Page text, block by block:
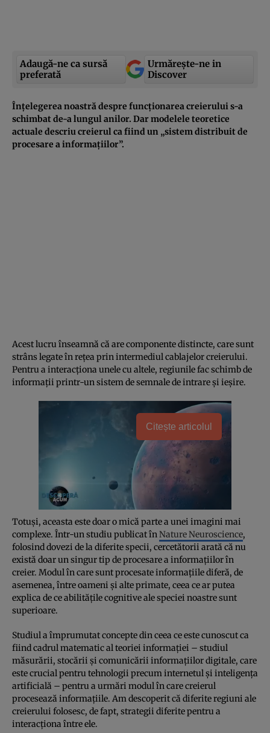
Adaugă-ne ca sursă
preferată
Urmărește-ne in
Discover
Înțelegerea noastră despre funcționarea creierului s-a
schimbat de-a lungul anilor. Dar modelele teoretice
actuale descriu creierul ca fiind un „sistem distribuit de
procesare a informațiilor”.
Acest lucru înseamnă că are componente distincte, care sunt
strâns legate în rețea prin intermediul cablajelor creierului.
Pentru a interacționa unele cu altele, regiunile fac schimb de
informații printr-un sistem de semnale de intrare și ieșire.
Citește articolul
Totuși, aceasta este doar o mică parte a unei imagini mai
complexe. Într-un studiu publicat înNature Neuroscience,
folosind dovezi de la diferite specii, cercetătorii arată că nu
există doar un singur tip de procesare a informațiilor în
creier. Modul în care sunt procesate informațiile diferă, de
asemenea, între oameni și alte primate, ceea ce ar putea
explica de ce abilitățile cognitive ale speciei noastre sunt
superioare.
Studiul a împrumutat concepte din ceea ce este cunoscut ca
fiind cadrul matematic al teoriei informației – studiul
măsurării, stocării și comunicării informațiilor digitale, care
este crucial pentru tehnologii precum internetul și inteligența
artificială – pentru a urmări modul în care creierul
procesează informațiile. Am descoperit că diferite regiuni ale
creierului folosesc, de fapt, strategii diferite pentru a
interacționa între ele.